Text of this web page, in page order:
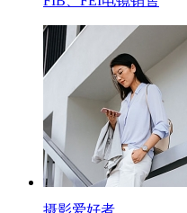
摄影爱好者